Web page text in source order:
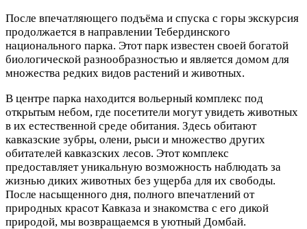
После впечатляющего подъёма и спуска с горы экскурсия
продолжается в направлении Тебердинского
национального парка. Этот парк известен своей богатой
биологической разнообразностью и является домом для
множества редких видов растений и животных.
В центре парка находится вольерный комплекс под
открытым небом, где посетители могут увидеть животных
в их естественной среде обитания. Здесь обитают
кавказские зубры, олени, рыси и множество других
обитателей кавказских лесов. Этот комплекс
предоставляет уникальную возможность наблюдать за
жизнью диких животных без ущерба для их свободы.
После насыщенного дня, полного впечатлений от
природных красот Кавказа и знакомства с его дикой
природой, мы возвращаемся в уютный Домбай.